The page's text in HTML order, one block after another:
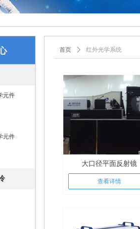
大口径平面反射镜
查看详情
首页 ꄲ 红外光学系统
元件
元件